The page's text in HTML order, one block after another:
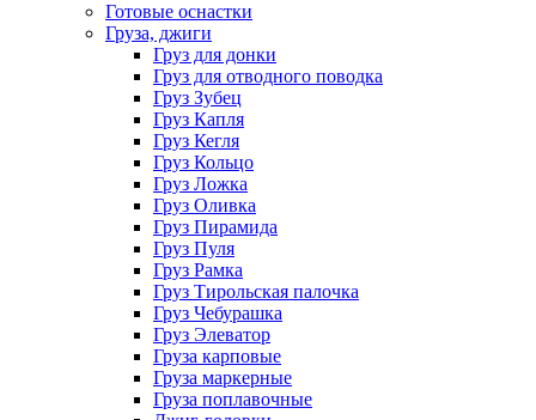
Готовые оснастки
Груза, джиги
Груз для донки
Груз для отводного поводка
Груз Зубец
Груз Капля
Груз Кегля
Груз Кольцо
Груз Ложка
Груз Оливка
Груз Пирамида
Груз Пуля
Груз Рамка
Груз Тирольская палочка
Груз Чебурашка
Груз Элеватор
Груза карповые
Груза маркерные
Груза поплавочные